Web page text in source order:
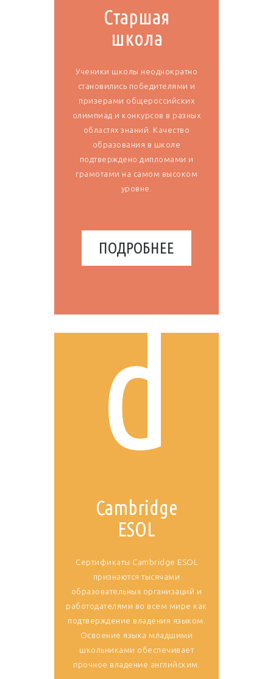
Старшая
школа
Ученики школы неоднократно
становились победителями и
призерами общероссийских
олимпиад и конкурсов в разных
областях знаний. Качество
образования в школе
подтверждено дипломами и
грамотами на самом высоком
уровне.
ПОДРОБНЕЕ
d
Cambridge
ESOL
Сертификаты Cambridge ESOL
признаются тысячами
образовательных организаций и
работодателями во всем мире как
подтверждение владения языком.
Освоение языка младшими
школьниками обеспечивает
прочное владение английским.